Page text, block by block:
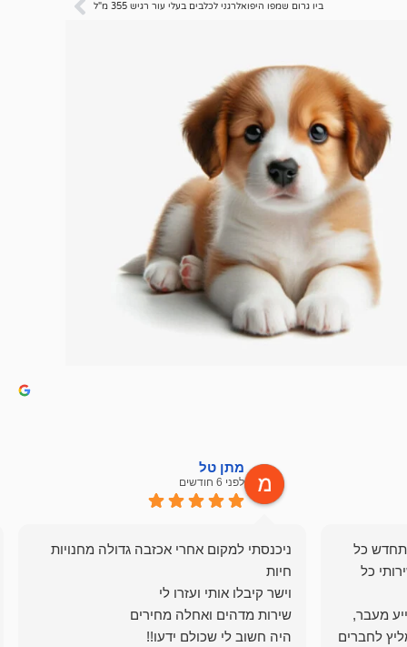
ביו גרום שמפו היפואלרגני לכלבים בעלי עור רגיש 355 מ"ל
כל
כל
מעבר,
לחברים
מתן טל
לפני 6 חודשים
ניכנסתי למקום אחרי אכזבה גדולה מחנויות